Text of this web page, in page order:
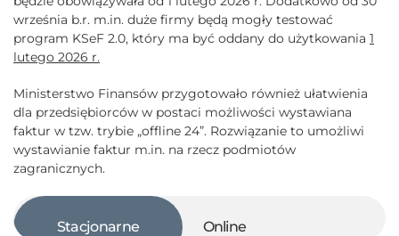
września b.r. m.in. duże firmy będą mogły testować
program KSeF 2.0, który ma być oddany do użytkowania 1
lutego 2026 r.
Ministerstwo Finansów przygotowało również ułatwienia
dla przedsiębiorców w postaci możliwości wystawiana
faktur w tzw. trybie „offline 24”. Rozwiązanie to umożliwi
wystawianie faktur m.in. na rzecz podmiotów
zagranicznych.
Stacjonarne Online